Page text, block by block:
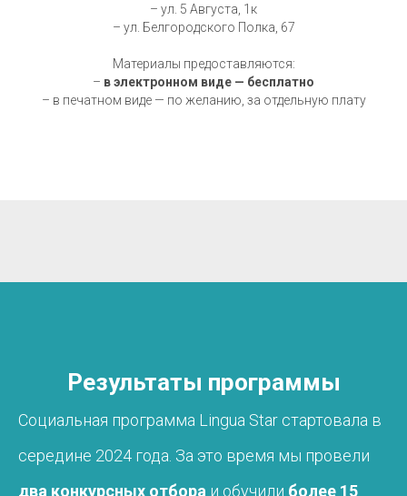
– ул. 5 Августа, 1к
– ул. Белгородского Полка, 67
Материалы предоставляются:
– в электронном виде — бесплатно
– в печатном виде — по желанию, за отдельную плату
Результаты программы
Социальная программа Lingua Star стартовала в
середине 2024 года. За это время мы провели
два конкурсных отбора и обучили более 15